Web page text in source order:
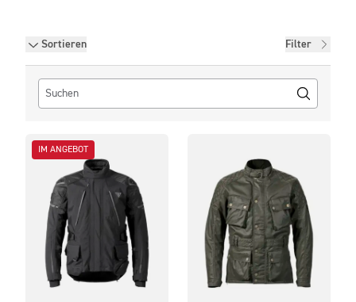
Sortieren Filter
Filter
IM ANGEBOT